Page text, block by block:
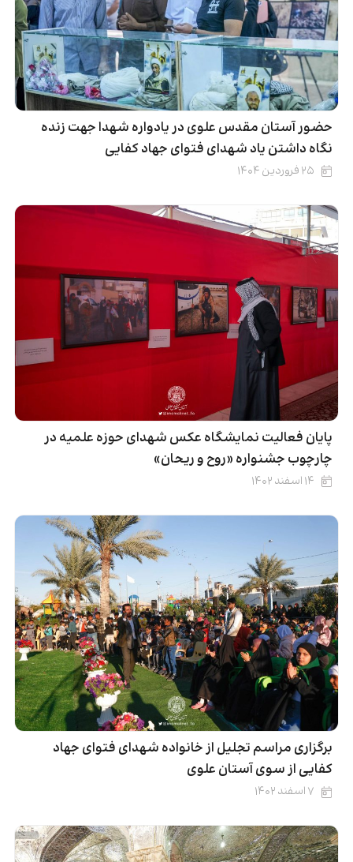
حضور آستان مقدس علوی در یادواره شهدا جهت زنده
نگاه داشتن یاد شهدای فتوای جهاد کفایی
۲۵ فروردین ۱۴۰۴
پایان فعالیت نمایشگاه عکس شهدای حوزه علمیه در
چارچوب جشنواره «روح و ریحان»
۱۴ اسفند ۱۴۰۲
برگزاری مراسم تجلیل از خانواده شهدای فتوای جهاد
کفایی از سوی آستان علوی
۷ اسفند ۱۴۰۲